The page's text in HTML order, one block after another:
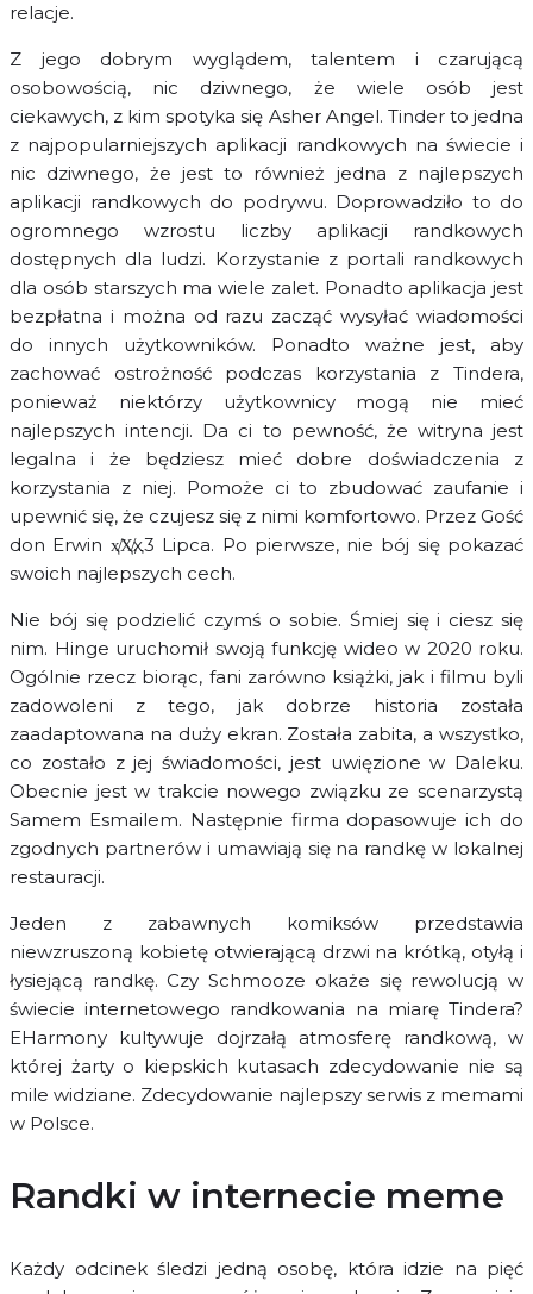
relacje.
Z jego dobrym wyglądem, talentem i czarującą
osobowością, nic dziwnego, że wiele osób jest
ciekawych, z kim spotyka się Asher Angel. Tinder to jedna
z najpopularniejszych aplikacji randkowych na świecie i
nic dziwnego, że jest to również jedna z najlepszych
aplikacji randkowych do podrywu. Doprowadziło to do
ogromnego wzrostu liczby aplikacji randkowych
dostępnych dla ludzi. Korzystanie z portali randkowych
dla osób starszych ma wiele zalet. Ponadto aplikacja jest
bezpłatna i można od razu zacząć wysyłać wiadomości
do innych użytkowników. Ponadto ważne jest, aby
zachować ostrożność podczas korzystania z Tindera,
ponieważ niektórzy użytkownicy mogą nie mieć
najlepszych intencji. Da ci to pewność, że witryna jest
legalna i że będziesz mieć dobre doświadczenia z
korzystania z niej. Pomoże ci to zbudować zaufanie i
upewnić się, że czujesz się z nimi komfortowo. Przez Gość
don Erwin ҳ̸Ҳ̸ҳ, 3 Lipca. Po pierwsze, nie bój się pokazać
swoich najlepszych cech.
Nie bój się podzielić czymś o sobie. Śmiej się i ciesz się
nim. Hinge uruchomił swoją funkcję wideo w 2020 roku.
Ogólnie rzecz biorąc, fani zarówno książki, jak i filmu byli
zadowoleni z tego, jak dobrze historia została
zaadaptowana na duży ekran. Została zabita, a wszystko,
co zostało z jej świadomości, jest uwięzione w Daleku.
Obecnie jest w trakcie nowego związku ze scenarzystą
Samem Esmailem. Następnie firma dopasowuje ich do
zgodnych partnerów i umawiają się na randkę w lokalnej
restauracji.
Jeden z zabawnych komiksów przedstawia
niewzruszoną kobietę otwierającą drzwi na krótką, otyłą i
łysiejącą randkę. Czy Schmooze okaże się rewolucją w
świecie internetowego randkowania na miarę Tindera?
EHarmony kultywuje dojrzałą atmosferę randkową, w
której żarty o kiepskich kutasach zdecydowanie nie są
mile widziane. Zdecydowanie najlepszy serwis z memami
w Polsce.
Randki w internecie meme
Każdy odcinek śledzi jedną osobę, która idzie na pięć